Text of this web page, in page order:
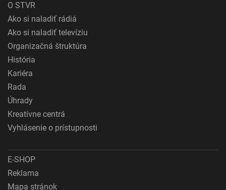
O STVR
Ako si naladiť rádiá
Ako si naladiť televíziu
Organizačná štruktúra
História
Kariéra
Rada
Úhrady
Kreatívne centrá
Vyhlásenie o prístupnosti
E-SHOP
Reklama
Mapa stránok